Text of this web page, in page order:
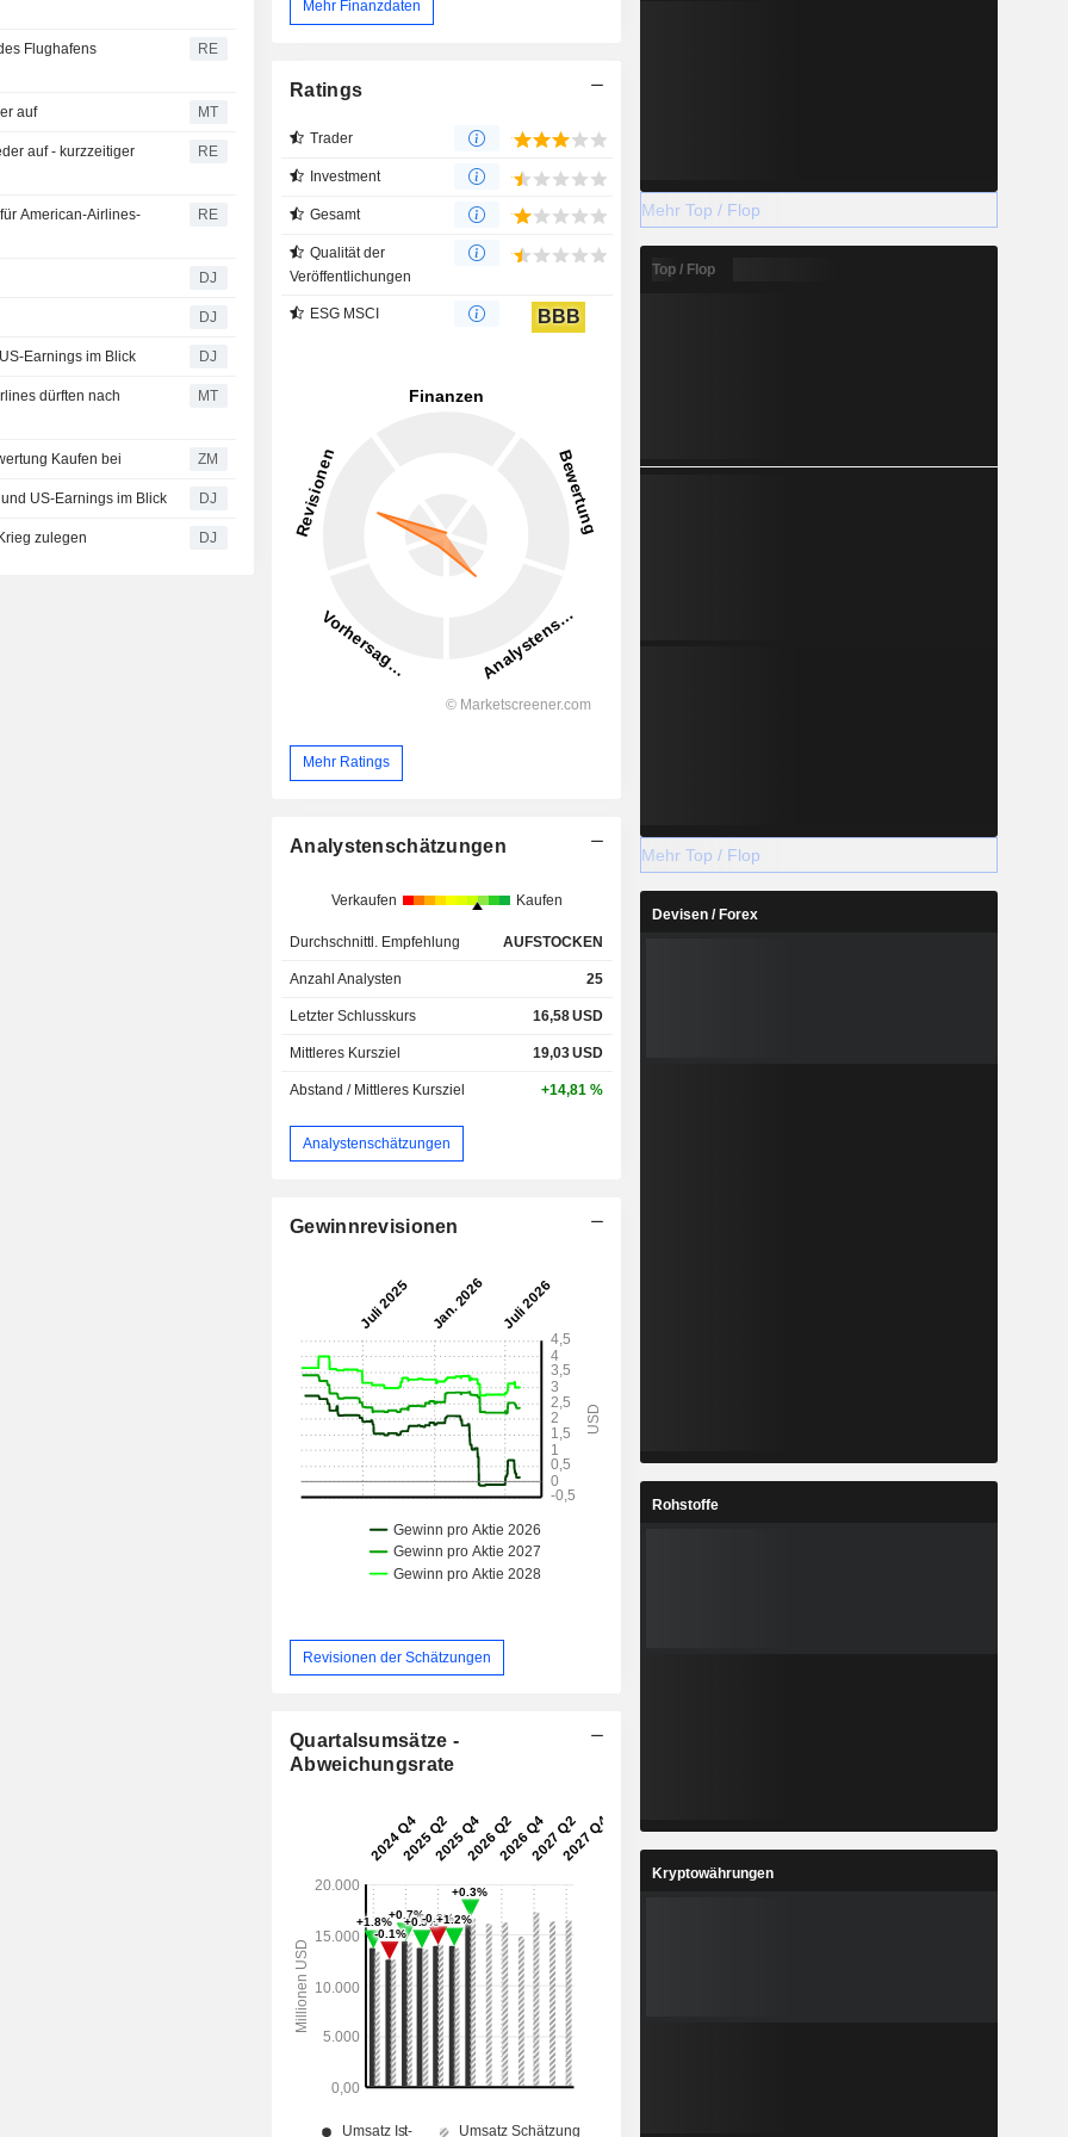
Flughafens
RE
auf MT
auf - kurzzeitiger
RE
American-Airlines-
RE
DJ
DJ
Earnings im Blick DJ
dürften nach
MT
behält die Bewertung Kaufen bei ZM
US-Earnings im Blick DJ
zulegen DJ
Mehr Finanzdaten
Ratings
Trader
Investment
Gesamt
Qualität der
Veröffentlichungen
ESG MSCI BBB
Mehr Ratings
Analystenschätzungen
Verkaufen Kaufen
Durchschnittl. Empfehlung AUFSTOCKEN
Anzahl Analysten 25
Letzter Schlusskurs 16,58USD
Mittleres Kursziel 19,03USD
Abstand / Mittleres Kursziel +14,81 %
Analystenschätzungen
Gewinnrevisionen
Revisionen der Schätzungen
Quartalsumsätze -
Abweichungsrate
Mehr Top / Flop
Top / Flop
Mehr Top / Flop
Devisen / Forex
Rohstoffe
Kryptowährungen